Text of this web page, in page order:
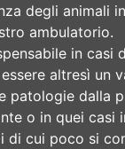
degli animali
ambulatorio.
in casi
altresì un
patologie dalla
o in quei casi
di cui poco si